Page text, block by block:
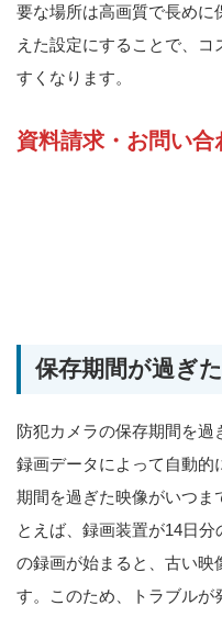
要な場所は高画質で長めに
えた設定にすることで、
すくなります。
資料請求・お問い合
保存期間が過ぎ
防犯カメラの保存期間を過
録画データによって自動
期間を過ぎた映像がいつま
とえば、録画装置が14日
の録画が始まると、古い
す。このため、トラブル